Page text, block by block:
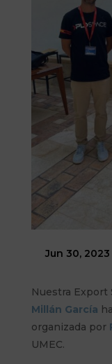
Jun 30, 2023
Nuestra Export
Millán García
organizada por
UMEC.